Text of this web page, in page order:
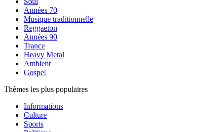
Années 70
Musique traditionnelle
Reggaeton
Années 90
Trance
Heavy Metal
Ambient
Gospel
Thèmes les plus populaires
Informations
Culture
Sports